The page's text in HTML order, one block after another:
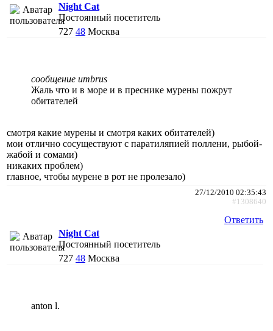
Night Cat
Постоянный посетитель
727 48 Москва
сообщение umbrus
Жаль что и в море и в преснике мурены пожрут
обитателей
смотря какие мурены и смотря каких обитателей)
мои отлично сосуществуют с паратиляпией поллени, рыбой-
жабой и сомами)
никаких проблем)
главное, чтобы мурене в рот не пролезало)
27/12/2010 02:35:43
#1308640
Ответить
Night Cat
Постоянный посетитель
727 48 Москва
anton l.